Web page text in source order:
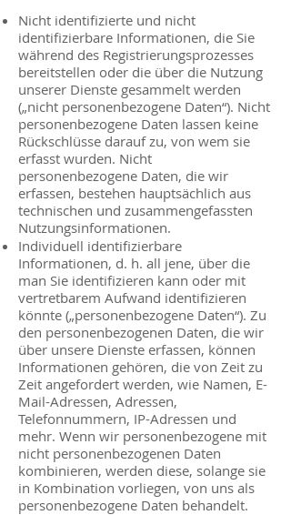
Nicht identifizierte und nicht
identifizierbare Informationen, die Sie
während des Registrierungsprozesses
bereitstellen oder die über die Nutzung
unserer Dienste gesammelt werden
(„nicht personenbezogene Daten“). Nicht
personenbezogene Daten lassen keine
Rückschlüsse darauf zu, von wem sie
erfasst wurden. Nicht
personenbezogene Daten, die wir
erfassen, bestehen hauptsächlich aus
technischen und zusammengefassten
Nutzungsinformationen.
Individuell identifizierbare
Informationen, d. h. all jene, über die
man Sie identifizieren kann oder mit
vertretbarem Aufwand identifizieren
könnte („personenbezogene Daten“). Zu
den personenbezogenen Daten, die wir
über unsere Dienste erfassen, können
Informationen gehören, die von Zeit zu
Zeit angefordert werden, wie Namen, E-
Mail-Adressen, Adressen,
Telefonnummern, IP-Adressen und
mehr. Wenn wir personenbezogene mit
nicht personenbezogenen Daten
kombinieren, werden diese, solange sie
in Kombination vorliegen, von uns als
personenbezogene Daten behandelt.